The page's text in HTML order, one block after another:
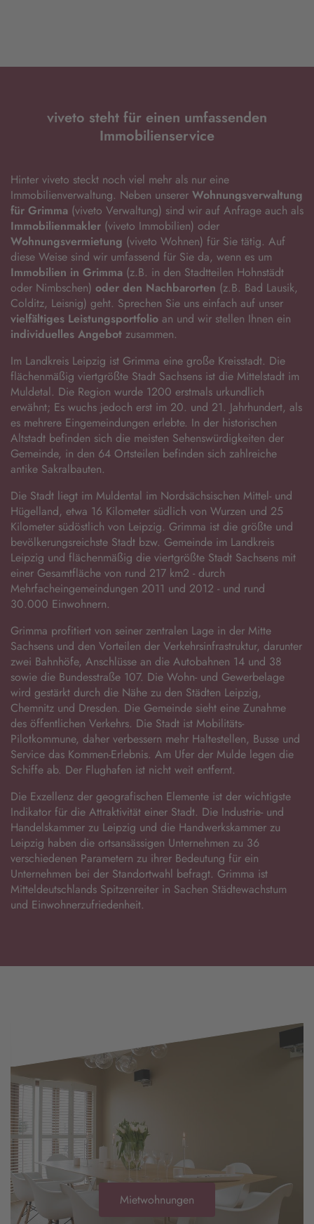
viveto steht für einen umfassenden
Immobilienservice
Hinter viveto steckt noch viel mehr als nur eine
Immobilienverwaltung. Neben unserer Wohnungsverwaltung
für Grimma (viveto Verwaltung) sind wir auf Anfrage auch als
Immobilienmakler (viveto Immobilien) oder
Wohnungsvermietung (viveto Wohnen) für Sie tätig. Auf
diese Weise sind wir umfassend für Sie da, wenn es um
Immobilien in Grimma (z.B. in den Stadtteilen Hohnstädt
oder Nimbschen) oder den Nachbarorten (z.B. Bad Lausik,
Colditz, Leisnig) geht. Sprechen Sie uns einfach auf unser
vielfältiges Leistungsportfolio an und wir stellen Ihnen ein
individuelles Angebot zusammen.
Im Landkreis Leipzig ist Grimma eine große Kreisstadt. Die
flächenmäßig viertgrößte Stadt Sachsens ist die Mittelstadt im
Muldetal. Die Region wurde 1200 erstmals urkundlich
erwähnt; Es wuchs jedoch erst im 20. und 21. Jahrhundert, als
es mehrere Eingemeindungen erlebte. In der historischen
Altstadt befinden sich die meisten Sehenswürdigkeiten der
Gemeinde, in den 64 Ortsteilen befinden sich zahlreiche
antike Sakralbauten.
Die Stadt liegt im Muldental im Nordsächsischen Mittel- und
Hügelland, etwa 16 Kilometer südlich von Wurzen und 25
Kilometer südöstlich von Leipzig. Grimma ist die größte und
bevölkerungsreichste Stadt bzw. Gemeinde im Landkreis
Leipzig und flächenmäßig die viertgrößte Stadt Sachsens mit
einer Gesamtfläche von rund 217 km2 - durch
Mehrfacheingemeindungen 2011 und 2012 - und rund
30.000 Einwohnern.
Grimma profitiert von seiner zentralen Lage in der Mitte
Sachsens und den Vorteilen der Verkehrsinfrastruktur, darunter
zwei Bahnhöfe, Anschlüsse an die Autobahnen 14 und 38
sowie die Bundesstraße 107. Die Wohn- und Gewerbelage
wird gestärkt durch die Nähe zu den Städten Leipzig,
Chemnitz und Dresden. Die Gemeinde sieht eine Zunahme
des öffentlichen Verkehrs. Die Stadt ist Mobilitäts-
Pilotkommune, daher verbessern mehr Haltestellen, Busse und
Service das Kommen-Erlebnis. Am Ufer der Mulde legen die
Schiffe ab. Der Flughafen ist nicht weit entfernt.
Die Exzellenz der geografischen Elemente ist der wichtigste
Indikator für die Attraktivität einer Stadt. Die Industrie- und
Handelskammer zu Leipzig und die Handwerkskammer zu
Leipzig haben die ortsansässigen Unternehmen zu 36
verschiedenen Parametern zu ihrer Bedeutung für ein
Unternehmen bei der Standortwahl befragt. Grimma ist
Mitteldeutschlands Spitzenreiter in Sachen Städtewachstum
und Einwohnerzufriedenheit.
Mietwohnungen